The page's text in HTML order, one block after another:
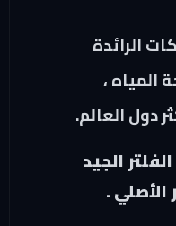
الرائدة
المياه ،
دول العالم.
الجيد
الأصلي .